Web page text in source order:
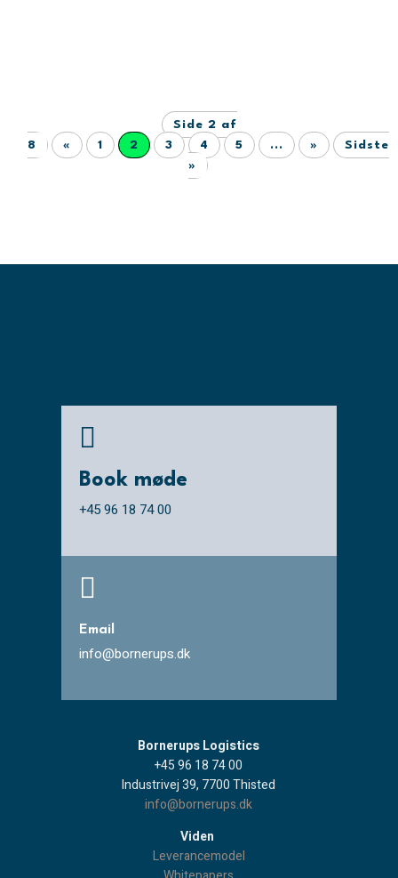
Side 2 af
8
« 1 2 3 4 5 ... »
Sidste
»

Book møde
+45 96 18 74 00

Email
info@bornerups.dk
Bornerups Logistics
+45 96 18 74 00
Industrivej 39, 7700 Thisted
info@bornerups.dk
Viden
Leverancemodel